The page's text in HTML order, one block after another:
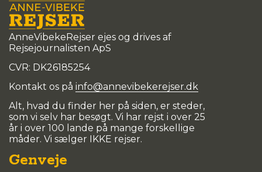
AnneVibekeRejser ejes og drives af
Rejsejournalisten ApS
CVR: DK26185254
Kontakt os på info@annevibekerejser.dk
Alt, hvad du finder her på siden, er steder,
som vi selv har besøgt. Vi har rejst i over 25
år i over 100 lande på mange forskellige
måder. Vi sælger IKKE rejser.
Genveje